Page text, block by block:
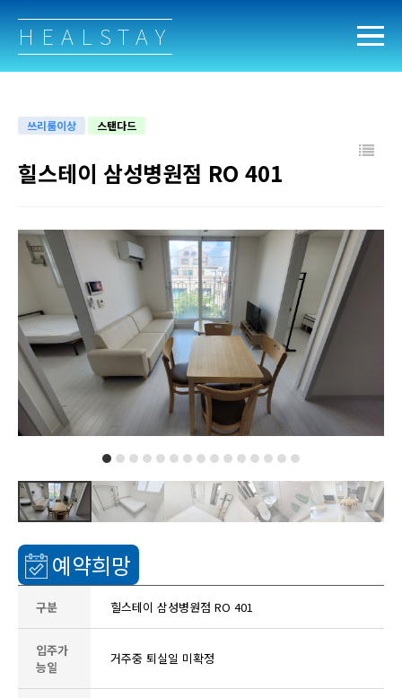
HEALSTAY
쓰리룸이상 스탠다드
힐스테이 삼성병원점 RO 401
예약희망
구분 힐스테이 삼성병원점 RO 401
입주가
능일
거주중 퇴실일 미확정